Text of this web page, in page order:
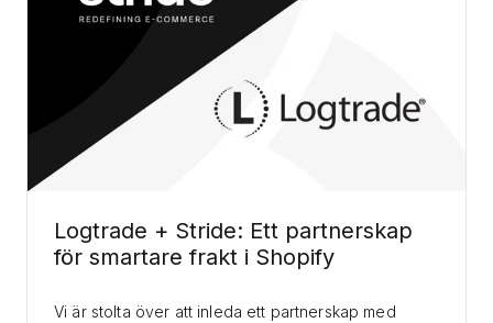
Logtrade + Stride: Ett partnerskap
för smartare frakt i Shopify
Vi är stolta över att inleda ett partnerskap med